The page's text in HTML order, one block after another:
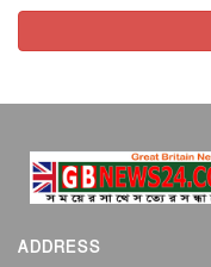
আন্তর্জাতিক
ADDRESS